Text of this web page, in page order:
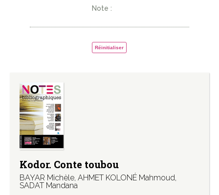
Note :
Réinitialiser
Kodor. Conte toubou
BAYAR Michèle, AHMET KOLONÉ Mahmoud,
SADAT Mandana